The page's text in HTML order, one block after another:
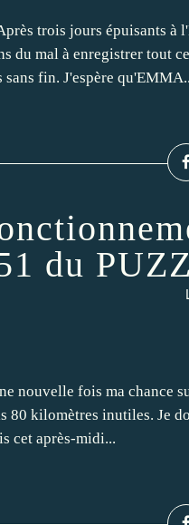
trois jours épuisants à
du mal à enregistrer tout
fin. J'espère
du
nouvelle fois ma chance
80 kilomètres inutiles. Je
cet après-midi...